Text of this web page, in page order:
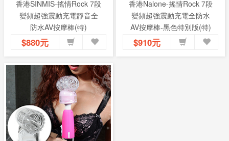
香港SINMIS-搖情Rock 7段
變頻超強震動充電靜音全
防水AV按摩棒(特)
$880元
香港Nalone-搖情Rock 7段
變頻超強震動充電全防水
AV按摩棒-黑色特別版(特)
$910元